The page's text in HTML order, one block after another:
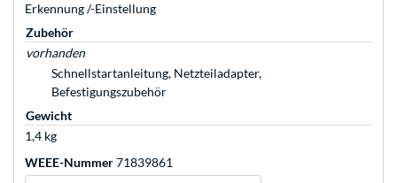
Erkennung /-Einstellung
Zubehör
vorhanden
Schnellstartanleitung, Netzteiladapter,
Befestigungszubehör
Gewicht
1,4 kg
WEEE-Nummer71839861